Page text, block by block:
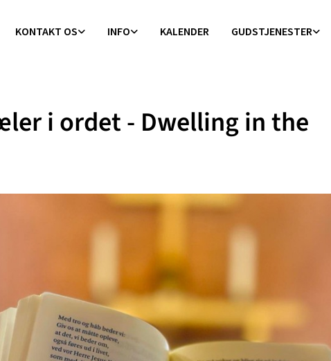
KONTAKT OS INFO KALENDER GUDSTJENESTER
i ordet - Dwelling in the